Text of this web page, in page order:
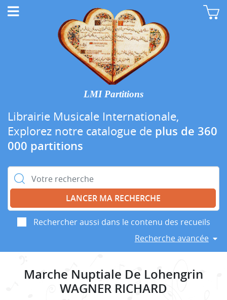
LMI Partitions
Librairie Musicale Internationale,
Explorez notre catalogue de plus de 360
000 partitions
Rechercher :
Rechercher aussi dans le contenu des recueils
Recherche avancée
Marche Nuptiale De Lohengrin
WAGNER RICHARD